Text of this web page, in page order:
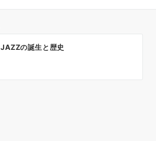
JAZZの誕生と歴史